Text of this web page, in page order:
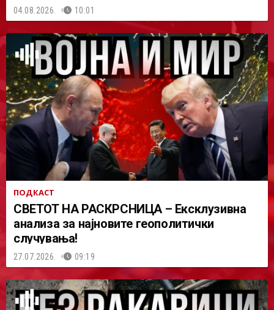
04.08.2026. 10:01
ПОДКАСТ
СВЕТОТ НА РАСКРСНИЦА – Ексклузивна
анализа за најновите геополитички
случувања!
27.07.2026. 09:19